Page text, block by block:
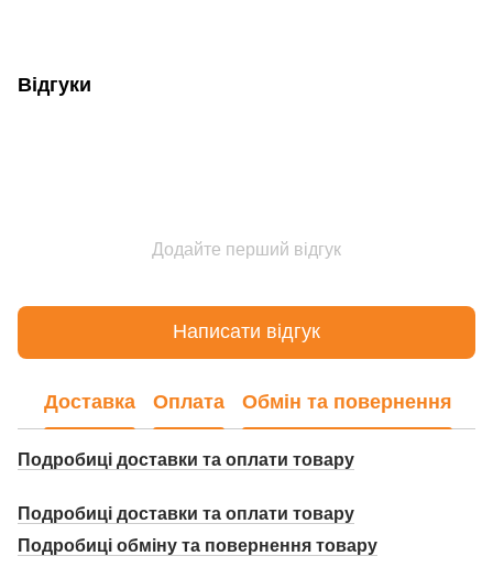
Відгуки
Додайте перший відгук
Написати відгук
Доставка Оплата Обмін та повернення
Подробиці доставки та оплати товару
Подробиці доставки та оплати товару
Подробиці обміну та повернення товару